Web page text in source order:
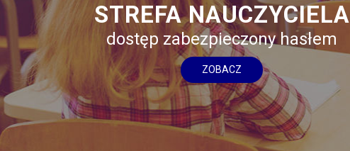
STREFA NAUCZYCIELA
dostęp zabezpieczony hasłem
ZOBACZ